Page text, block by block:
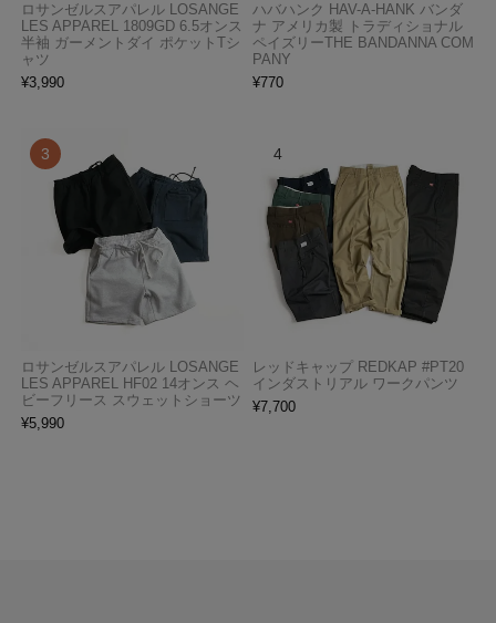
ロサンゼルスアパレル LOSANGE
LES APPAREL 1809GD 6.5オンス
半袖 ガーメントダイ ポケットTシ
ャツ
¥3,990
ハバハンク HAV-A-HANK バンダ
ナ アメリカ製 トラディショナル
ペイズリーTHE BANDANNA COM
PANY
¥770
ロサンゼルスアパレル LOSANGE
LES APPAREL HF02 14オンス ヘ
ビーフリース スウェットショーツ
¥5,990
レッドキャップ REDKAP #PT20
インダストリアル ワークパンツ
¥7,700